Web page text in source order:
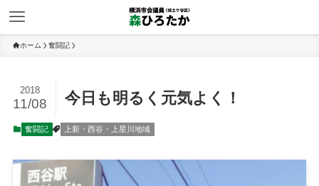
ホーム 奮闘記
今日も明るく元気よく！
2018
11/08
奮闘記 上新・西谷・上星川地域